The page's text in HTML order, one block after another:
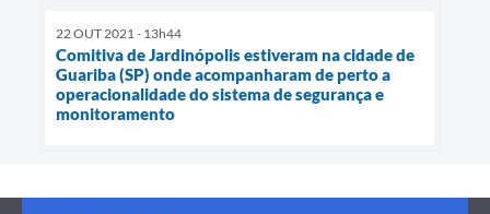
22 OUT 2021 - 13h44
Comitiva de Jardinópolis estiveram na cidade de
Guariba (SP) onde acompanharam de perto a
operacionalidade do sistema de segurança e
monitoramento